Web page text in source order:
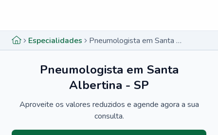
Especialidades Pneumologista em Santa Albertina - SP
Pneumologista em Santa
Albertina - SP
Aproveite os valores reduzidos e agende agora a sua
consulta.